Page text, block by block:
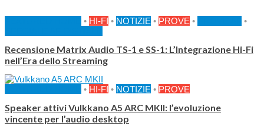
• HI-FI • NOTIZIE • PROVE •
•
Recensione Matrix Audio TS-1 e SS-1: L’Integrazione Hi-Fi
nell’Era dello Streaming
• HI-FI • NOTIZIE • PROVE
Speaker attivi Vulkkano A5 ARC MKII: l’evoluzione
vincente per l’audio desktop